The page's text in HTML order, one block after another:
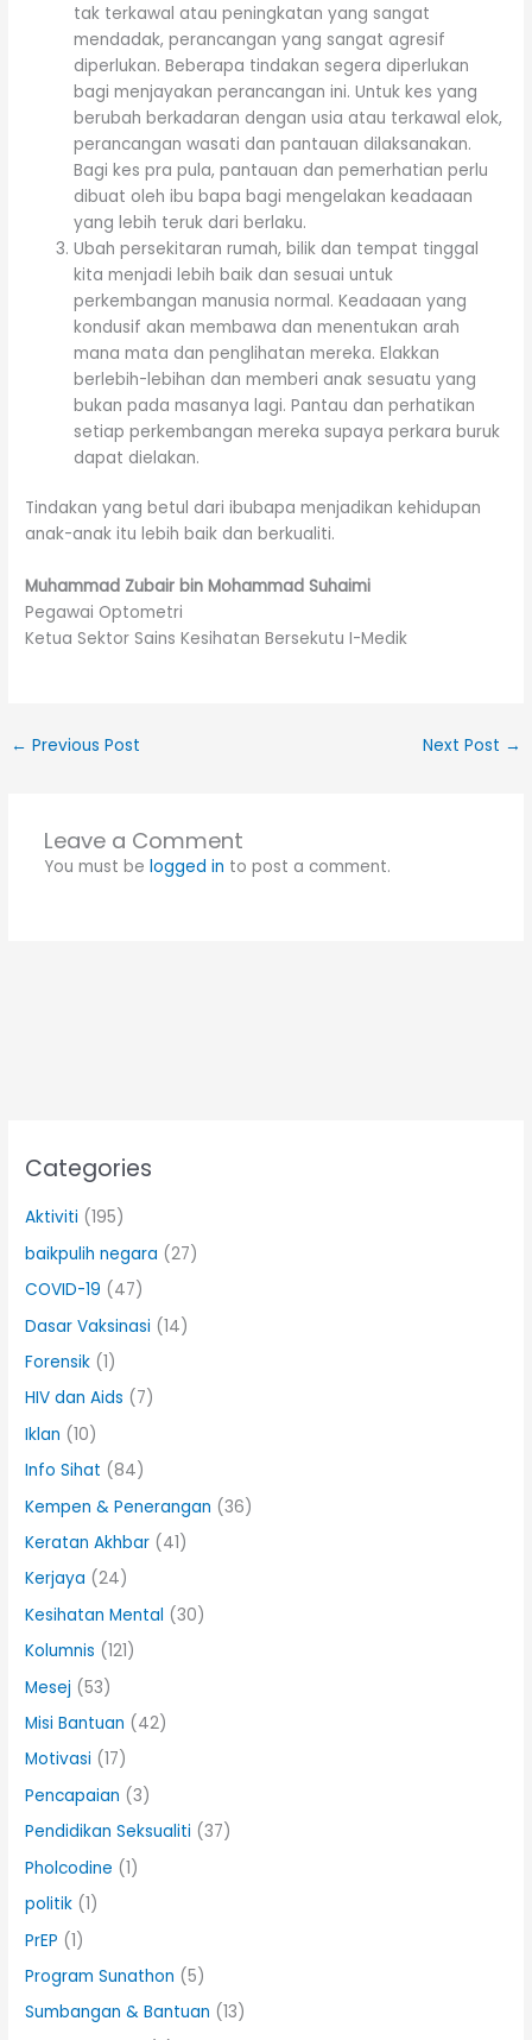
tak terkawal atau peningkatan yang sangat
mendadak, perancangan yang sangat agresif
diperlukan. Beberapa tindakan segera diperlukan
bagi menjayakan perancangan ini. Untuk kes yang
berubah berkadaran dengan usia atau terkawal elok,
perancangan wasati dan pantauan dilaksanakan.
Bagi kes pra pula, pantauan dan pemerhatian perlu
dibuat oleh ibu bapa bagi mengelakan keadaaan
yang lebih teruk dari berlaku.
Ubah persekitaran rumah, bilik dan tempat tinggal
kita menjadi lebih baik dan sesuai untuk
perkembangan manusia normal. Keadaaan yang
kondusif akan membawa dan menentukan arah
mana mata dan penglihatan mereka. Elakkan
berlebih-lebihan dan memberi anak sesuatu yang
bukan pada masanya lagi. Pantau dan perhatikan
setiap perkembangan mereka supaya perkara buruk
dapat dielakan.
Tindakan yang betul dari ibubapa menjadikan kehidupan
anak-anak itu lebih baik dan berkualiti.
Muhammad Zubair bin Mohammad Suhaimi
Pegawai Optometri
Ketua Sektor Sains Kesihatan Bersekutu I-Medik
← Previous Post Next Post →
Leave a Comment
You must be logged in to post a comment.
Categories
Aktiviti (195)
baikpulih negara (27)
COVID-19 (47)
Dasar Vaksinasi (14)
Forensik (1)
HIV dan Aids (7)
Iklan (10)
Info Sihat (84)
Kempen & Penerangan (36)
Keratan Akhbar (41)
Kerjaya (24)
Kesihatan Mental (30)
Kolumnis (121)
Mesej (53)
Misi Bantuan (42)
Motivasi (17)
Pencapaian (3)
Pendidikan Seksualiti (37)
Pholcodine (1)
politik (1)
PrEP (1)
Program Sunathon (5)
Sumbangan & Bantuan (13)